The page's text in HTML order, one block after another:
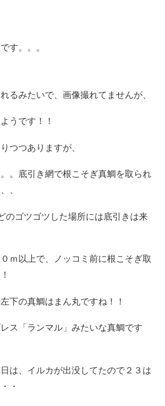
す。。。
るみたいで、画像撮れてませんが、
うです！！
つつありますが、
。底引き網で根こそぎ真鯛を取られ
、
のゴツゴツした場所には底引きは来
ｍ以上で、ノッコミ前に根こそぎ取
下の真鯛はまん丸ですね！！
ス「ランマル」みたいな真鯛です
は、イルカが出没してたので２３は
・